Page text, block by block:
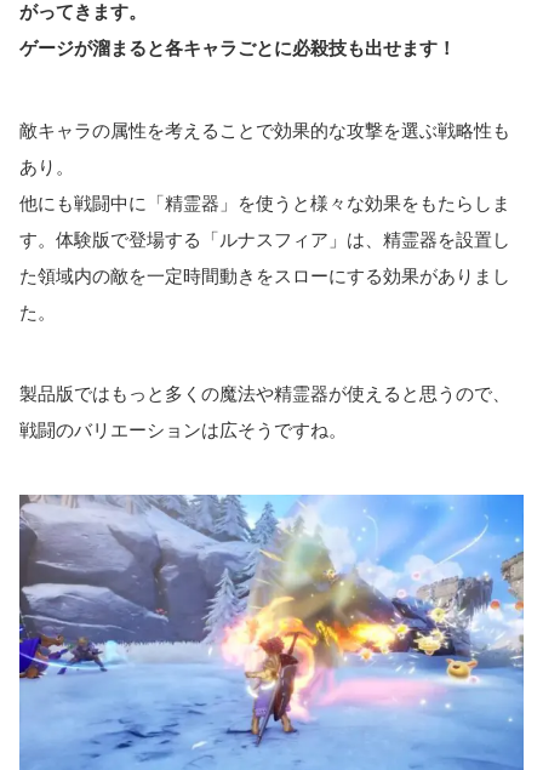
がってきます。
ゲージが溜まると各キャラごとに必殺技も出せます！
敵キャラの属性を考えることで効果的な攻撃を選ぶ戦略性も
あり。
他にも戦闘中に「精霊器」を使うと様々な効果をもたらしま
す。体験版で登場する「ルナスフィア」は、精霊器を設置し
た領域内の敵を一定時間動きをスローにする効果がありまし
た。
製品版ではもっと多くの魔法や精霊器が使えると思うので、
戦闘のバリエーションは広そうですね。